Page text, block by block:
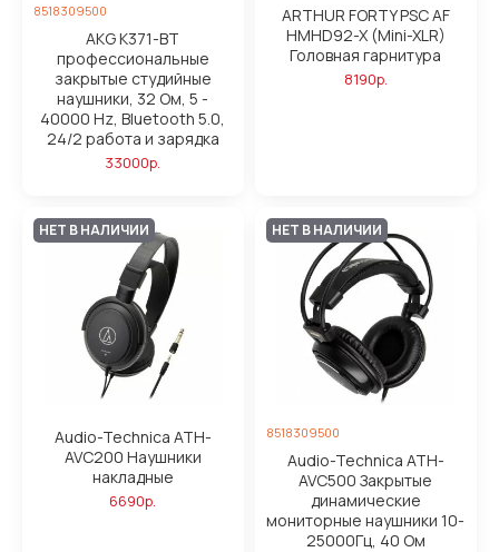
8518309500
AKG K371-BT
профессиональные
закрытые студийные
наушники, 32 Ом, 5 -
40000 Hz, Bluetooth 5.0,
24/2 работа и зарядка
33000р.
ARTHUR FORTY PSC AF
HMHD92-X (Mini-XLR)
Головная гарнитура
8190р.
НЕТ В НАЛИЧИИ
Audio-Technica ATH-
AVC200 Наушники
накладные
6690р.
НЕТ В НАЛИЧИИ
8518309500
Audio-Technica ATH-
AVC500 Закрытые
динамические
мониторные наушники 10-
25000Гц, 40 Ом